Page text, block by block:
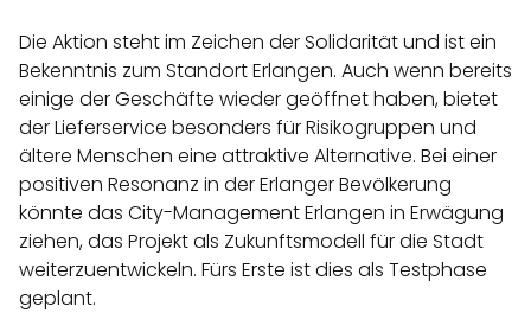
Die Aktion steht im Zeichen der Solidarität und ist ein
Bekenntnis zum Standort Erlangen. Auch wenn bereits
einige der Geschäfte wieder geöffnet haben, bietet
der Lieferservice besonders für Risikogruppen und
ältere Menschen eine attraktive Alternative. Bei einer
positiven Resonanz in der Erlanger Bevölkerung
könnte das City-Management Erlangen in Erwägung
ziehen, das Projekt als Zukunftsmodell für die Stadt
weiterzuentwickeln. Fürs Erste ist dies als Testphase
geplant.